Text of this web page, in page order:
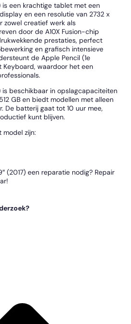
is een krachtige tablet met een
en een resolutie van 2732 x
zowel creatief werk als
door de A10X Fusion-chip
prestaties, perfect
en grafisch intensieve
de Apple Pencil (1e
Keyboard, waardoor het een
is beschikbaar in opslagcapaciteiten
GB en biedt modellen met alleen
De batterij gaat tot 10 uur mee,
kunt blijven.
model zijn:
(2017) een reparatie nodig? Repair